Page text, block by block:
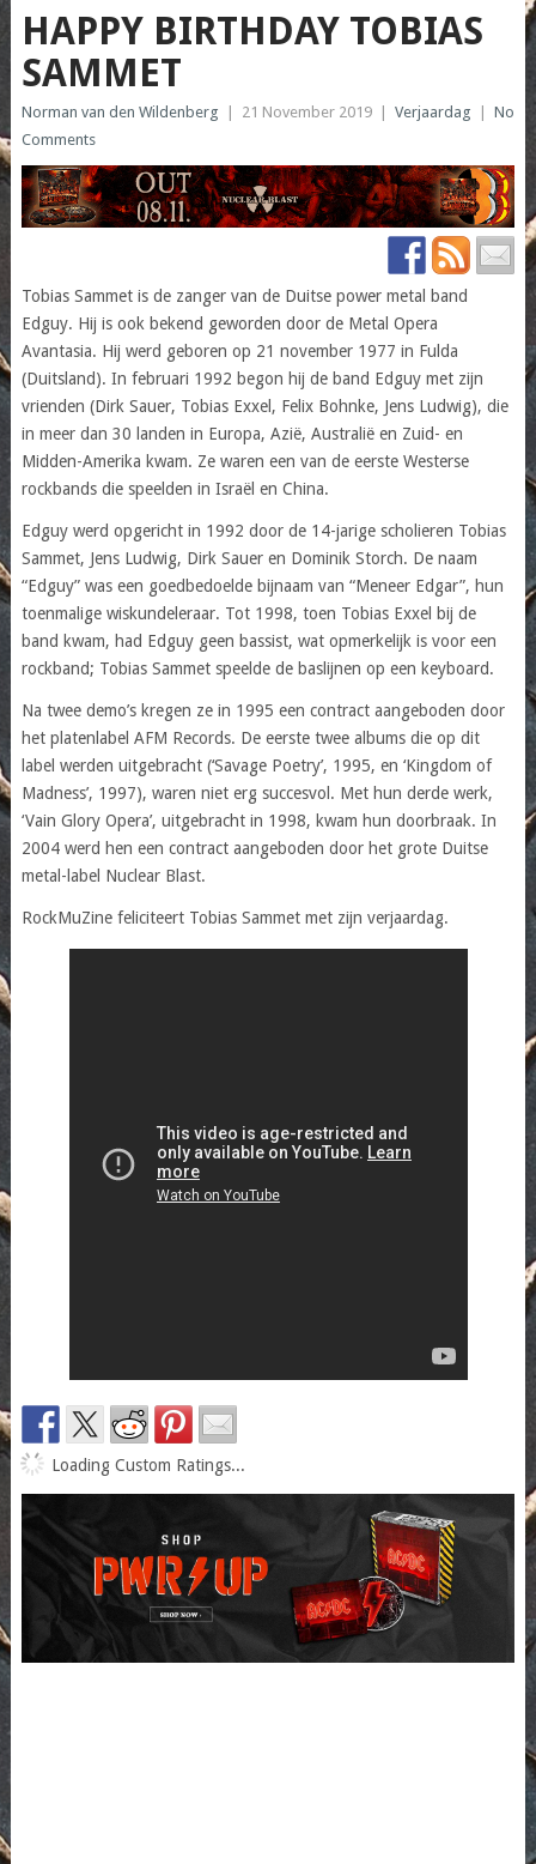
HAPPY BIRTHDAY TOBIAS
SAMMET
Norman van den Wildenberg 21 November 2019 Verjaardag
No
Comments
Tobias Sammet is de zanger van de Duitse power metal band
Edguy. Hij is ook bekend geworden door de Metal Opera
Avantasia. Hij werd geboren op 21 november 1977 in Fulda
(Duitsland). In februari 1992 begon hij de band Edguy met zijn
vrienden (Dirk Sauer, Tobias Exxel, Felix Bohnke, Jens Ludwig), die
in meer dan 30 landen in Europa, Azië, Australië en Zuid- en
Midden-Amerika kwam. Ze waren een van de eerste Westerse
rockbands die speelden in Israël en China.
Edguy werd opgericht in 1992 door de 14-jarige scholieren Tobias
Sammet, Jens Ludwig, Dirk Sauer en Dominik Storch. De naam
“Edguy” was een goedbedoelde bijnaam van “Meneer Edgar”, hun
toenmalige wiskundeleraar. Tot 1998, toen Tobias Exxel bij de
band kwam, had Edguy geen bassist, wat opmerkelijk is voor een
rockband; Tobias Sammet speelde de baslijnen op een keyboard.
Na twee demo’s kregen ze in 1995 een contract aangeboden door
het platenlabel AFM Records. De eerste twee albums die op dit
label werden uitgebracht (‘Savage Poetry’, 1995, en ‘Kingdom of
Madness’, 1997), waren niet erg succesvol. Met hun derde werk,
‘Vain Glory Opera’, uitgebracht in 1998, kwam hun doorbraak. In
2004 werd hen een contract aangeboden door het grote Duitse
metal-label Nuclear Blast.
RockMuZine feliciteert Tobias Sammet met zijn verjaardag.
Loading Custom Ratings...